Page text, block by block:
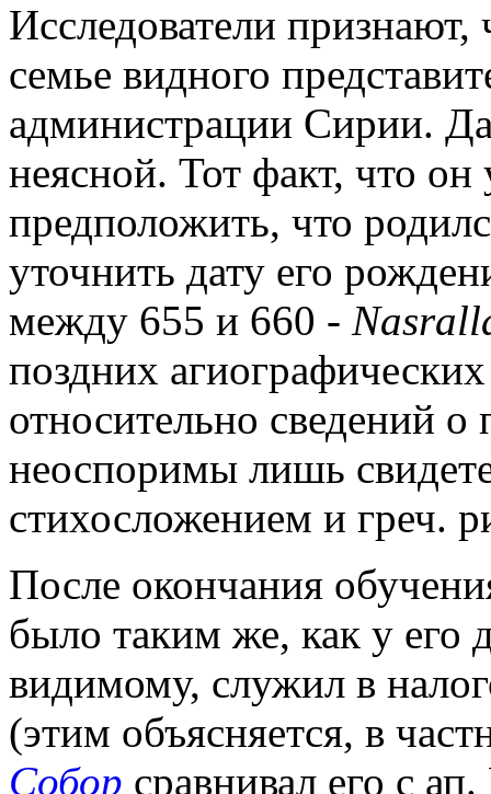
Исследователи
семье видного
администрации Сирии.
неясной. Тот факт, что он
предположить, что
уточнить дату его
между 655 и 660 -
поздних
относительно сведений
неоспоримы лишь
стихосложением и греч.
После окончания
было таким же, как у
видимому, служил в
(этим объясняется, в
Собор сравнивал его с